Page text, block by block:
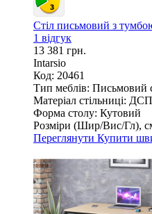
Стіл письмовий з
1 відгук
13 381 грн.
Intarsio
Код: 20461
Тип меблів: Письмовий
Матеріал стільниці: ДСП
Форма столу: Кутовий
Розміри (Шир/Вис/Гл),
Переглянути Купити